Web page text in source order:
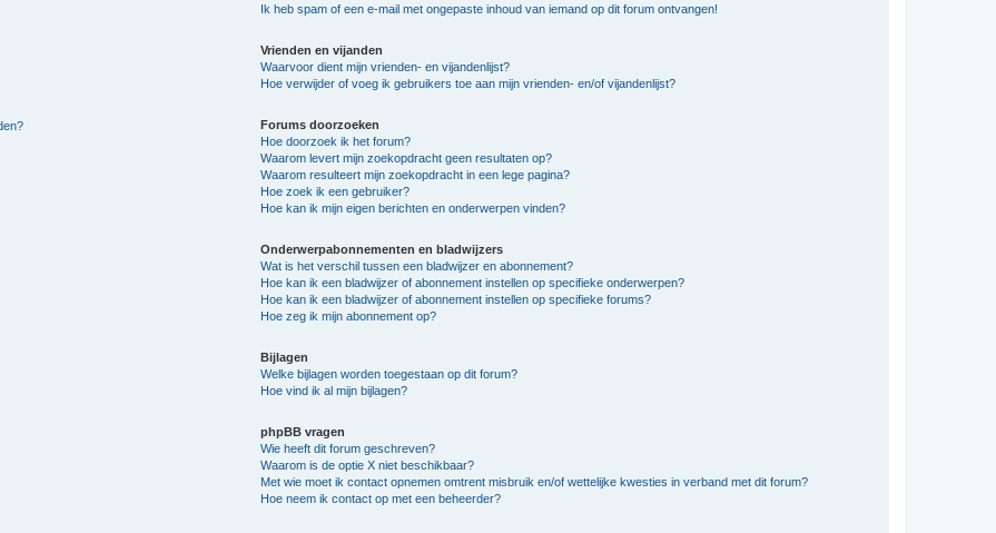
Ik heb spam of een e-mail met ongepaste inhoud van iemand op dit forum ontvangen!
Vrienden en vijanden
Waarvoor dient mijn vrienden- en vijandenlijst?
Hoe verwijder of voeg ik gebruikers toe aan mijn vrienden- en/of vijandenlijst?
Forums doorzoeken
Hoe doorzoek ik het forum?
Waarom levert mijn zoekopdracht geen resultaten op?
Waarom resulteert mijn zoekopdracht in een lege pagina?
Hoe zoek ik een gebruiker?
Hoe kan ik mijn eigen berichten en onderwerpen vinden?
Onderwerpabonnementen en bladwijzers
Wat is het verschil tussen een bladwijzer en abonnement?
Hoe kan ik een bladwijzer of abonnement instellen op specifieke onderwerpen?
Hoe kan ik een bladwijzer of abonnement instellen op specifieke forums?
Hoe zeg ik mijn abonnement op?
Bijlagen
Welke bijlagen worden toegestaan op dit forum?
Hoe vind ik al mijn bijlagen?
phpBB vragen
Wie heeft dit forum geschreven?
Waarom is de optie X niet beschikbaar?
Met wie moet ik contact opnemen omtrent misbruik en/of wettelijke kwesties in verband met dit forum?
Hoe neem ik contact op met een beheerder?